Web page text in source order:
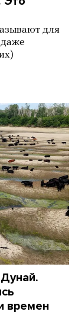
для
времен